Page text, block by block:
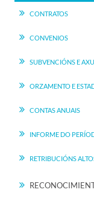
CONTRATOS
CONVENIOS
SUBVENCIÓNS E
ORZAMENTO E
CONTAS ANUAIS
INFORME DO
RETRIBUCIÓNS